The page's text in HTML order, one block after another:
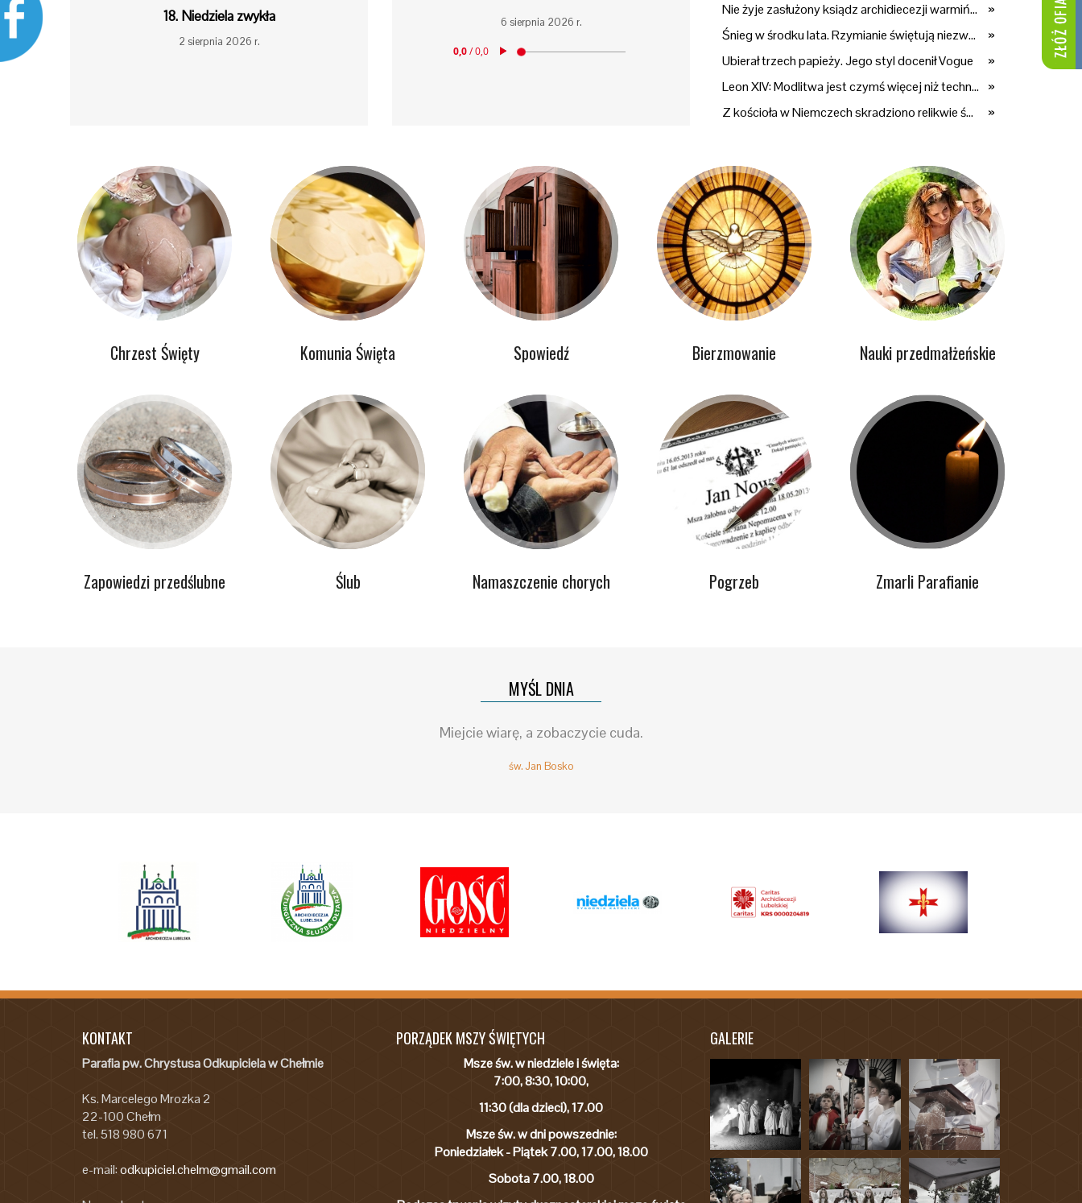
18. Niedziela zwykła
2 sierpnia 2026 r.
6 sierpnia 2026 r.
»
Nie żyje zasłużony ksiądz archidiecezji warmińskiej. Przez lata wychował pokolenia przyszłych kapłanów
»
Śnieg w środku lata. Rzymianie świętują niezwykły cud
»
Ubierał trzech papieży. Jego styl docenił Vogue
»
Leon XIV: Modlitwa jest czymś więcej niż techniką. "Odkryjmy ją na nowo"
»
Z kościoła w Niemczech skradziono relikwie św. Marcina. To kolejny atak na świątynię
Chrzest Święty Komunia Święta Spowiedź Bierzmowanie Nauki przedmałżeńskie
Zapowiedzi przedślubne Ślub Namaszczenie chorych Pogrzeb Zmarli Parafianie
MYŚL DNIA
Miejcie wiarę, a zobaczycie cuda.
św. Jan Bosko
KONTAKT
Parafia pw. Chrystusa Odkupiciela w Chełmie
Ks. Marcelego Mrozka 2
22-100 Chełm
tel. 518 980 671
e-mail:odkupiciel.chelm@gmail.com
PORZĄDEK MSZY ŚWIĘTYCH
Msze św. w niedziele i święta:
7:00, 8:30, 10:00,
11:30 (dla dzieci), 17.00
Msze św. w dni powszednie:
Poniedziałek - Piątek 7.00, 17.00, 18.00
Sobota 7.00, 18.00
GALERIE